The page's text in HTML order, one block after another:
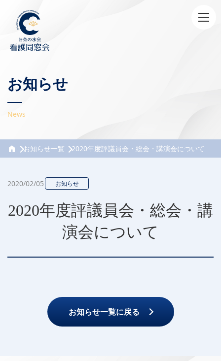
お知らせ
News
お知らせ一覧 2020年度評議員会・総会・講演会について
2020/02/05 お知らせ
2020年度評議員会・総会・講
演会について
お知らせ一覧に戻る